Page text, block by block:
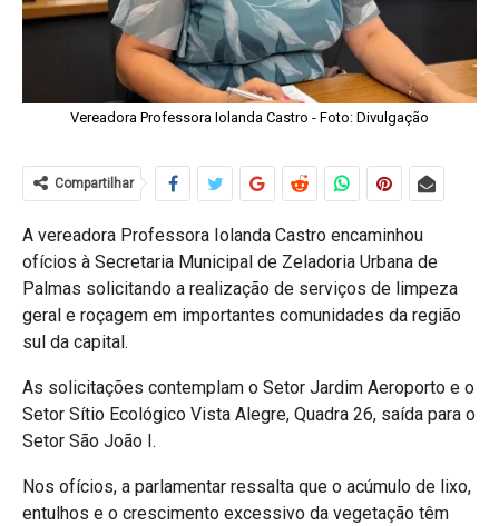
Vereadora Professora Iolanda Castro - Foto: Divulgação
Compartilhar
A vereadora Professora Iolanda Castro encaminhou
ofícios à Secretaria Municipal de Zeladoria Urbana de
Palmas solicitando a realização de serviços de limpeza
geral e roçagem em importantes comunidades da região
sul da capital.
As solicitações contemplam o Setor Jardim Aeroporto e o
Setor Sítio Ecológico Vista Alegre, Quadra 26, saída para o
Setor São João I.
Nos ofícios, a parlamentar ressalta que o acúmulo de lixo,
entulhos e o crescimento excessivo da vegetação têm